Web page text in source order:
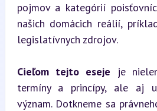
pojmov a kategórií
našich domácich reálií,
legislatívnych zdrojov.
Cieľom tejto eseje je
termíny a princípy, ale aj
význam. Dotkneme sa